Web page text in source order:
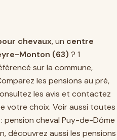
chevaux, un centre
Monton (63) ? 1
sur la commune,
les pensions au pré,
les avis et contactez
votre choix. Voir aussi toutes
pension cheval Puy-de-Dôme
découvrez aussi les pensions